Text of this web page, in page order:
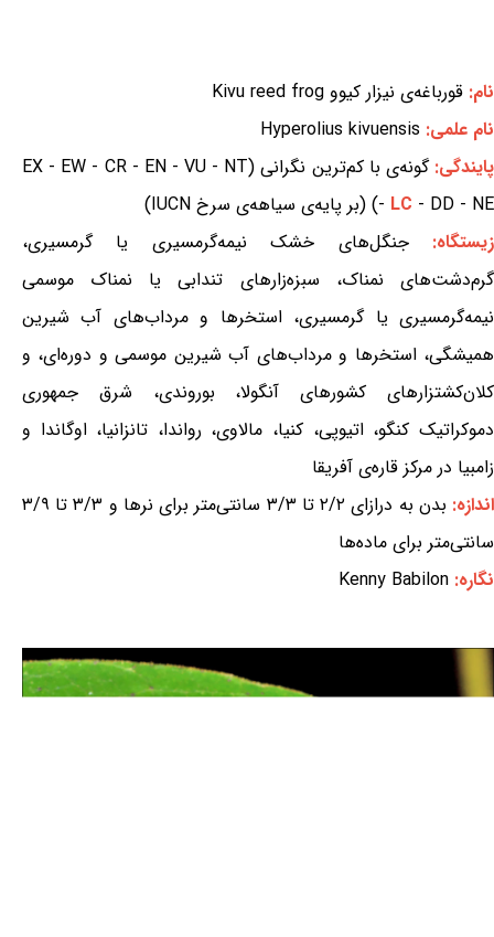
نام: قورباغه‌ی نیزار کیوو Kivu reed frog
نام علمی: Hyperolius kivuensis
پایندگی:
گونه‌ی با کم‌ترین نگرانی (EX - EW - CR - EN - VU - NT
- LC - DD - NE) (بر پایه‌ی سیاهه‌ی سرخ IUCN)
زیستگاه:جنگل‌های خشک نیمه‌گرمسیری یا گرمسیری،
گرم‌دشت‌های نمناک، سبزه‌زارهای تندابی یا نمناک موسمی
نیمه‌گرمسیری یا گرمسیری، استخرها و مرداب‌های آب شیرین
همیشگی، استخرها و مرداب‌های آب شیرین موسمی و دوره‌ای، و
کلان‌کشتزارهای کشورهای آنگولا، بوروندی، شرق جمهوری
دموکراتیک کنگو، اتیوپی، کنیا، مالاوی، رواندا، تانزانیا، اوگاندا و
زامبیا در مرکز قاره‌ی آفریقا
اندازه:
بدن به درازای ۲/۲ تا ۳/۳ سانتی‌متر برای نرها و ۳/۳ تا ۳/۹
سانتی‌متر برای ماده‌ها
نگاره: Kenny Babilon